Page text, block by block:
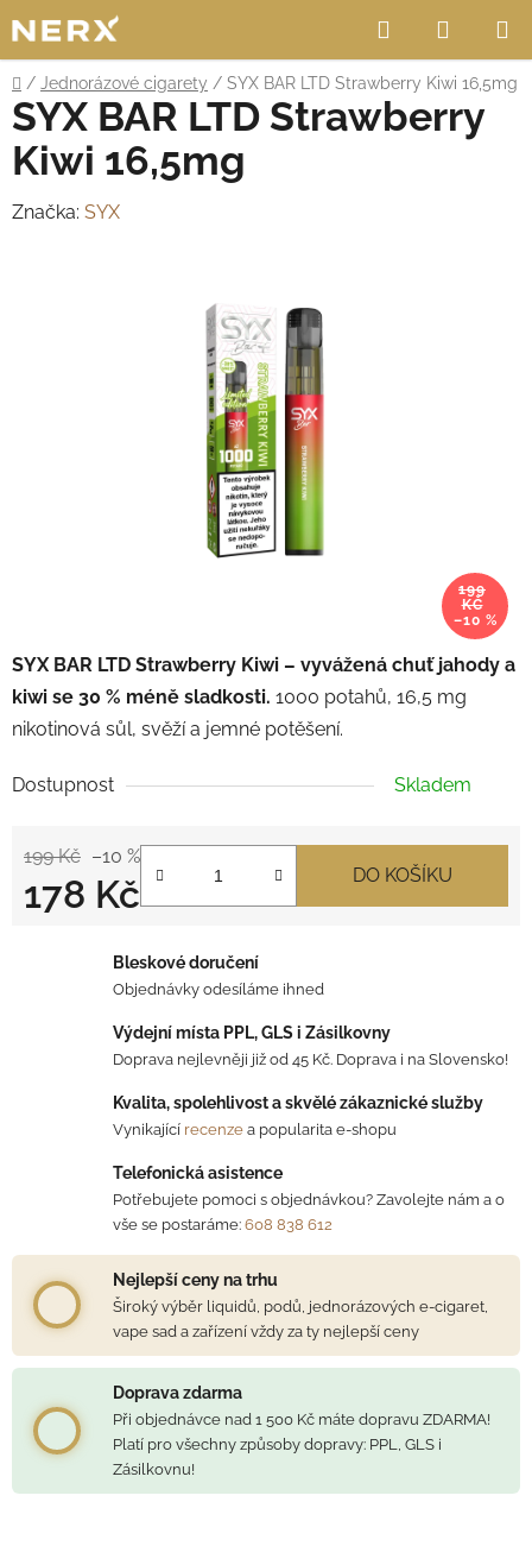
na
obsah
Hledat
KOŠÍK
Domů
/ Jednorázové cigarety / SYX BAR LTD Strawberry Kiwi 16,5mg
SYX BAR LTD Strawberry Kiwi – vyvážená chuť jahody a
kiwi se 30 % méně sladkosti. 1000 potahů, 16,5 mg
nikotinová sůl, svěží a jemné potěšení.
Dostupnost Skladem
199 Kč –10 %
178 Kč DO KOŠÍKU
SYX BAR LTD Strawberry
Kiwi 16,5mg
Značka: SYX
199
KČ
–10 %
Bleskové doručení
Objednávky odesíláme ihned
Výdejní místa PPL, GLS i Zásilkovny
Doprava nejlevněji již od 45 Kč. Doprava i na Slovensko!
Kvalita, spolehlivost a skvělé zákaznické služby
Vynikající recenze a popularita e-shopu
Telefonická asistence
Potřebujete pomoci s objednávkou? Zavolejte nám a o
vše se postaráme: 608 838 612
Nejlepší ceny na trhu
Široký výběr liquidů, podů, jednorázových e-cigaret,
vape sad a zařízení vždy za ty nejlepší ceny
Doprava zdarma
Při objednávce nad 1 500 Kč máte dopravu ZDARMA!
Platí pro všechny způsoby dopravy: PPL, GLS i
Zásilkovnu!